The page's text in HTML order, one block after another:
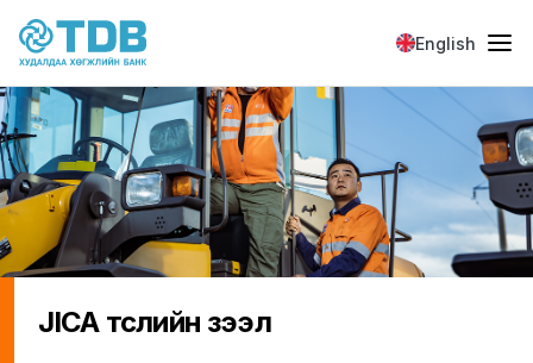
Skip to main content
English
JICA төслийн зээл